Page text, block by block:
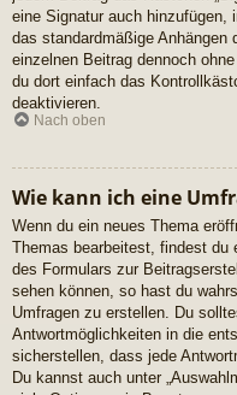
eine Signatur auch hinzufügen,
das standardmäßige Anhängen
einzelnen Beitrag dennoch
du dort einfach das
deaktivieren.
Nach oben
Wie kann ich eine
Wenn du ein neues Thema
Themas bearbeitest, findest du
des Formulars zur
sehen können, so hast du
Umfragen zu erstellen. Du
Antwortmöglichkeiten in die
sicherstellen, dass jede
Du kannst auch unter